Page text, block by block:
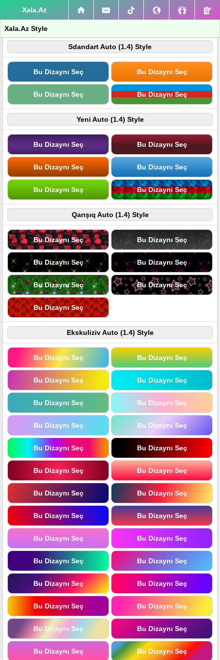
Xala.Az
Xala.Az Style
Sdandart Auto (1.4) Style
Bu Dizaynı Seç Bu Dizaynı Seç
Bu Dizaynı Seç Bu Dizaynı Seç
Yeni Auto (1.4) Style
Bu Dizaynı Seç Bu Dizaynı Seç
Bu Dizaynı Seç Bu Dizaynı Seç
Bu Dizaynı Seç Bu Dizaynı Seç
Qarışıq Auto (1.4) Style
Bu Dizaynı Seç Bu Dizaynı Seç
Bu Dizaynı Seç Bu Dizaynı Seç
Bu Dizaynı Seç Bu Dizaynı Seç
Bu Dizaynı Seç
Ekskuliziv Auto (1.4) Style
Bu Dizaynı Seç Bu Dizaynı Seç
Bu Dizaynı Seç Bu Dizaynı Seç
Bu Dizaynı Seç Bu Dizaynı Seç
Bu Dizaynı Seç Bu Dizaynı Seç
Bu Dizaynı Seç Bu Dizaynı Seç
Bu Dizaynı Seç Bu Dizaynı Seç
Bu Dizaynı Seç Bu Dizaynı Seç
Bu Dizaynı Seç Bu Dizaynı Seç
Bu Dizaynı Seç Bu Dizaynı Seç
Bu Dizaynı Seç Bu Dizaynı Seç
Bu Dizaynı Seç Bu Dizaynı Seç
Bu Dizaynı Seç Bu Dizaynı Seç
Bu Dizaynı Seç Bu Dizaynı Seç
Bu Dizaynı Seç Bu Dizaynı Seç